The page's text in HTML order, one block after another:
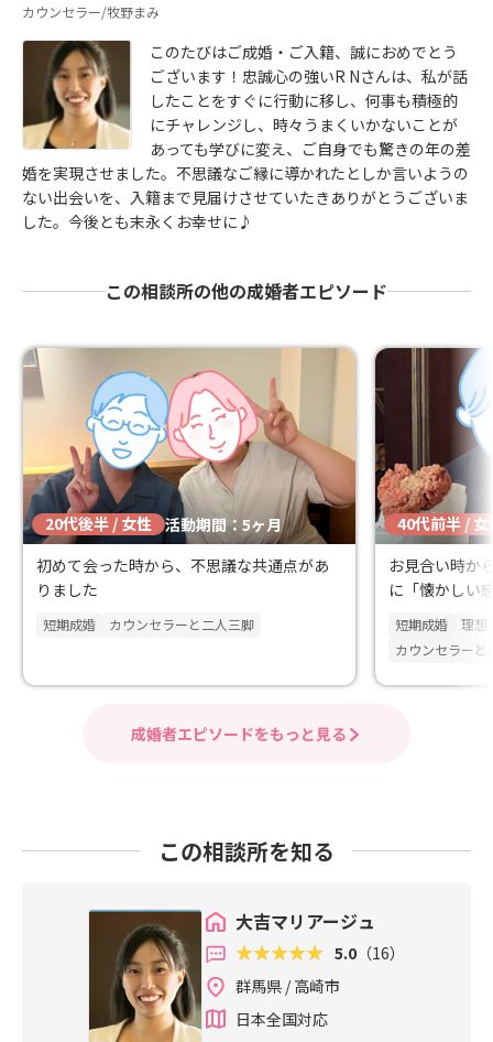
カウンセラー/牧野まみ
このたびはご成婚・ご入籍、誠におめでとう
ございます！忠誠心の強いR Nさんは、私が話
したことをすぐに行動に移し、何事も積極的
にチャレンジし、時々うまくいかないことが
あっても学びに変え、ご自身でも驚きの年の差
婚を実現させました。不思議なご縁に導かれたとしか言いようの
ない出会いを、入籍まで見届けさせていたきありがとうございま
した。今後とも末永くお幸せに♪
この相談所の他の成婚者エピソード
20代後半 / 女性 活動期間：5ヶ月
初めて会った時から、不思議な共通点があ
りました
短期成婚 カウンセラーと二人三脚
40代前半 / 女
お見合い時か
に「懐かしい
短期成婚
理想
カウンセラーと
成婚者エピソードをもっと見る
この相談所を知る
大吉マリアージュ
5.0 （16）
群馬県 / 高崎市
日本全国対応